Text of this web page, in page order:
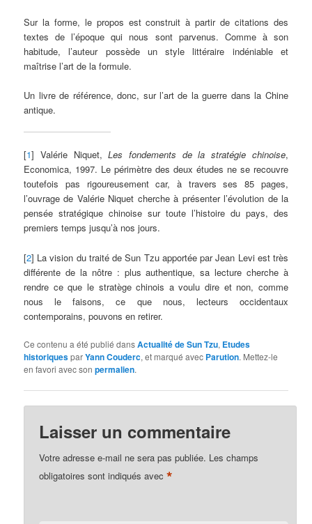
Sur la forme, le propos est construit à partir de citations des
textes de l’époque qui nous sont parvenus. Comme à son
habitude, l’auteur possède un style littéraire indéniable et
maîtrise l’art de la formule.
Un livre de référence, donc, sur l’art de la guerre dans la Chine
antique.
[1] Valérie Niquet,Les fondements de la stratégie chinoise,
Economica, 1997. Le périmètre des deux études ne se recouvre
toutefois pas rigoureusement car, à travers ses 85 pages,
l’ouvrage de Valérie Niquet cherche à présenter l’évolution de la
pensée stratégique chinoise sur toute l’histoire du pays, des
premiers temps jusqu’à nos jours.
[2] La vision du traité de Sun Tzu apportée par Jean Levi est très
différente de la nôtre : plus authentique, sa lecture cherche à
rendre ce que le stratège chinois a voulu dire et non, comme
nous le faisons, ce que nous, lecteurs occidentaux
contemporains, pouvons en retirer.
Ce contenu a été publié dansActualité de Sun Tzu, Etudes
historiquesparYann Couderc, et marqué avec Parution. Mettez-le
en favori avec sonpermalien.
Laisser un commentaire
Votre adresse e-mail ne sera pas publiée. Les champs
obligatoires sont indiqués avec*